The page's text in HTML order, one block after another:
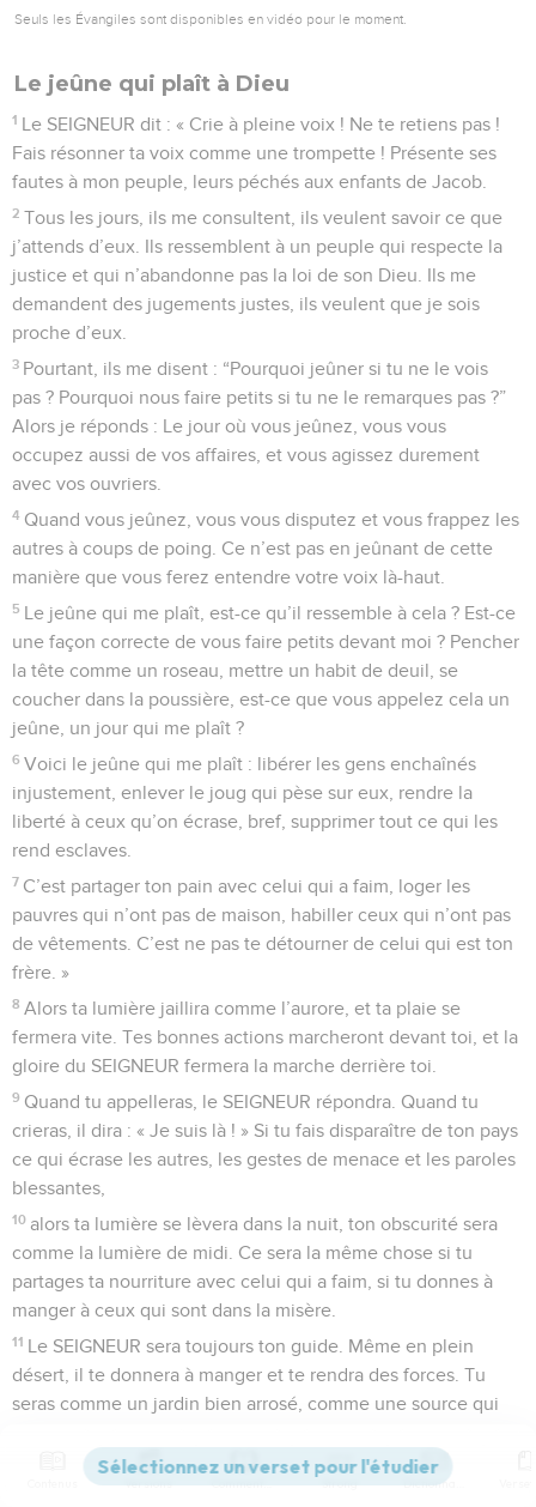
Seuls les Évangiles sont disponibles en vidéo pour le moment.
Le jeûne qui plaît à Dieu
1 Le SEIGNEUR dit : « Crie à pleine voix ! Ne te retiens pas !
Fais résonner ta voix comme une trompette ! Présente ses
fautes à mon peuple, leurs péchés aux enfants de Jacob.
2 Tous les jours, ils me consultent, ils veulent savoir ce que
j’attends d’eux. Ils ressemblent à un peuple qui respecte la
justice et qui n’abandonne pas la loi de son Dieu. Ils me
demandent des jugements justes, ils veulent que je sois
proche d’eux.
3 Pourtant, ils me disent : “Pourquoi jeûner si tu ne le vois
pas ? Pourquoi nous faire petits si tu ne le remarques pas ?”
Alors je réponds : Le jour où vous jeûnez, vous vous
occupez aussi de vos affaires, et vous agissez durement
avec vos ouvriers.
4 Quand vous jeûnez, vous vous disputez et vous frappez les
autres à coups de poing. Ce n’est pas en jeûnant de cette
manière que vous ferez entendre votre voix là-haut.
5 Le jeûne qui me plaît, est-ce qu’il ressemble à cela ? Est-ce
une façon correcte de vous faire petits devant moi ? Pencher
la tête comme un roseau, mettre un habit de deuil, se
coucher dans la poussière, est-ce que vous appelez cela un
jeûne, un jour qui me plaît ?
6 Voici le jeûne qui me plaît : libérer les gens enchaînés
injustement, enlever le joug qui pèse sur eux, rendre la
liberté à ceux qu’on écrase, bref, supprimer tout ce qui les
rend esclaves.
7 C’est partager ton pain avec celui qui a faim, loger les
pauvres qui n’ont pas de maison, habiller ceux qui n’ont pas
de vêtements. C’est ne pas te détourner de celui qui est ton
frère. »
8 Alors ta lumière jaillira comme l’aurore, et ta plaie se
fermera vite. Tes bonnes actions marcheront devant toi, et la
gloire du SEIGNEUR fermera la marche derrière toi.
9 Quand tu appelleras, le SEIGNEUR répondra. Quand tu
crieras, il dira : « Je suis là ! » Si tu fais disparaître de ton pays
ce qui écrase les autres, les gestes de menace et les paroles
blessantes,
10 alors ta lumière se lèvera dans la nuit, ton obscurité sera
comme la lumière de midi. Ce sera la même chose si tu
partages ta nourriture avec celui qui a faim, si tu donnes à
manger à ceux qui sont dans la misère.
11 Le SEIGNEUR sera toujours ton guide. Même en plein
désert, il te donnera à manger et te rendra des forces. Tu
seras comme un jardin bien arrosé, comme une source qui
Tu relèveras les vieux murs détruits, tu reconstruiras sur
Versions Commentaires Strong